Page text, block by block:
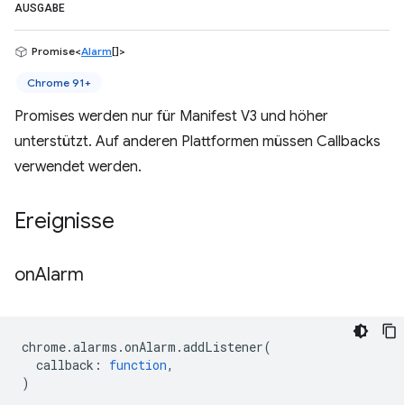
AUSGABE
Promise<Alarm[]>
Chrome 91+
Promises werden nur für Manifest V3 und höher
unterstützt. Auf anderen Plattformen müssen Callbacks
verwendet werden.
Ereignisse
onAlarm
chrome.alarms .onAlarm .addListener(
callback : function,
)